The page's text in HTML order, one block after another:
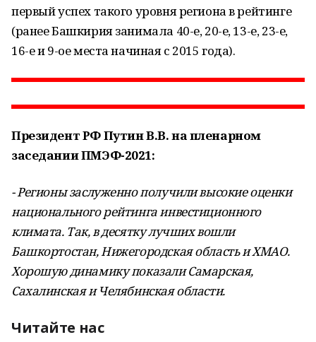
первый успех такого уровня региона в рейтинге
(ранее Башкирия занимала 40-е, 20-е, 13-е, 23-е,
16-е и 9-ое места начиная с 2015 года).
Президент РФ Путин В.В. на пленарном
заседании ПМЭФ-2021:
- Регионы заслуженно получили высокие оценки
национального рейтинга инвестиционного
климата. Так, в десятку лучших вошли
Башкортостан, Нижегородская область и ХМАО.
Хорошую динамику показали Самарская,
Сахалинская и Челябинская области.
Читайте нас